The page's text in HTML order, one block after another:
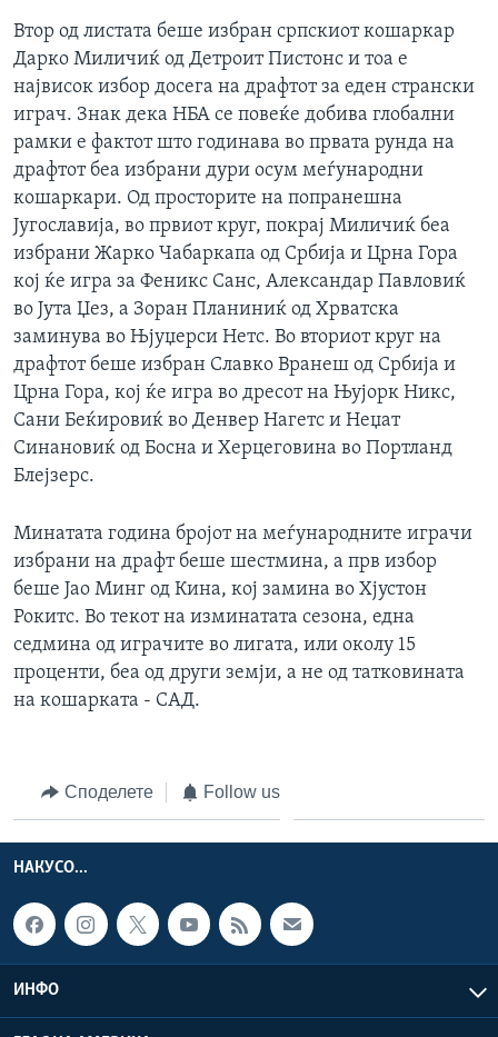
Втор од листата беше избран српскиот кошаркар
Дарко Миличиќ од Детроит Пистонс и тоа е
највисок избор досега на драфтот за еден странски
играч. Знак дека НБА се повеќе добива глобални
рамки е фактот што годинава во првата рунда на
драфтот беа избрани дури осум меѓународни
кошаркари. Од просторите на попранешна
Југославија, во првиот круг, покрај Миличиќ беа
избрани Жарко Чабаркапа од Србија и Црна Гора
кој ќе игра за Феникс Санс, Александар Павловиќ
во Јута Џез, а Зоран Планиниќ од Хрватска
заминува во Њјуџерси Нетс. Во вториот круг на
драфтот беше избран Славко Вранеш од Србија и
Црна Гора, кој ќе игра во дресот на Њујорк Никс,
Сани Беќировиќ во Денвер Нагетс и Неџат
Синановиќ од Босна и Херцеговина во Портланд
Блејзерс.
Минатата година бројот на меѓународните играчи
избрани на драфт беше шестмина, а прв избор
беше Јао Минг од Кина, кој замина во Хјустон
Рокитс. Во текот на изминатата сезона, една
седмина од играчите во лигата, или околу 15
проценти, беа од други земји, а не од татковината
на кошарката - САД.
Споделете Follow us
НАКУСО...
ИНФО